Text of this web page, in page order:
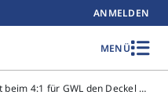
ANMELDEN
MENÜ
Eichhöfer macht beim 4:1 für GWL den Deckel drauf